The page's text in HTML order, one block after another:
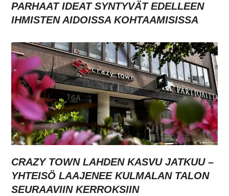
PARHAAT IDEAT SYNTYVÄT EDELLEEN
IHMISTEN AIDOISSA KOHTAAMISISSA
CRAZY TOWN LAHDEN KASVU JATKUU –
YHTEISÖ LAAJENEE KULMALAN TALON
SEURAAVIIN KERROKSIIN